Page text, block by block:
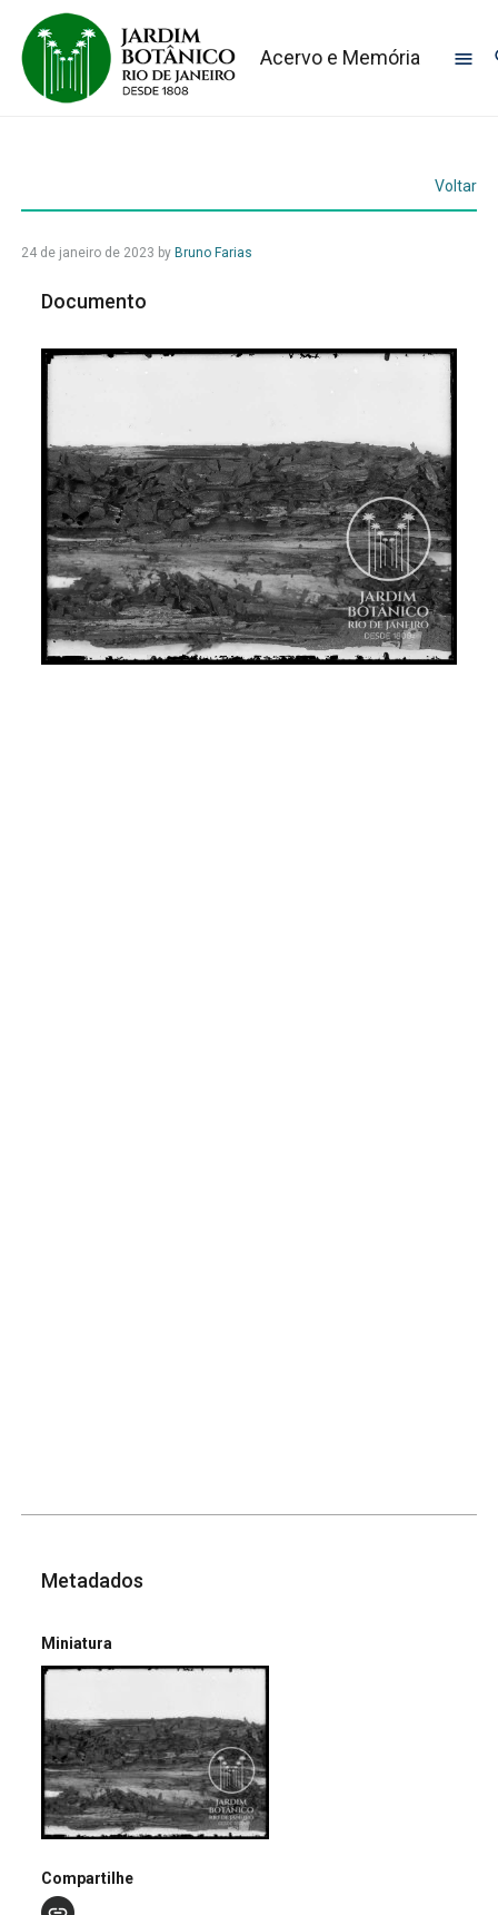
Acervo e Memória
Voltar
24 de janeiro de 2023 by Bruno Farias
Documento
Metadados
Miniatura
Compartilhe